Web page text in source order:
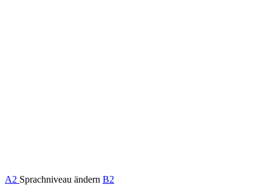
A2 Sprachniveau ändern B2